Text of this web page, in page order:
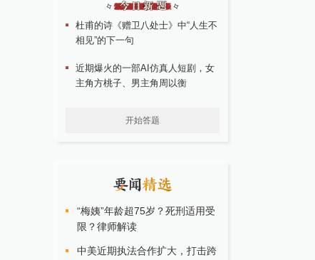
杜甫的诗《赠卫八处士》中“人生不
相见”的下一句
近期爆火的一部AI仿真人短剧，女
主角方桃子、男主角周以衡
开始答题
“梅姨”年龄超75岁？死刑适用受
限？律师解读
中美近期执法合作扩大，打击跨